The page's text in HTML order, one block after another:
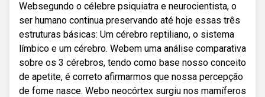
Websegundo o célebre psiquiatra e neurocientista, o
ser humano continua preservando até hoje essas três
estruturas básicas: Um cérebro reptiliano, o sistema
límbico e um cérebro. Webem uma análise comparativa
sobre os 3 cérebros, tendo como base nosso conceito
de apetite, é correto afirmarmos que nossa percepção
de fome nasce. Webo neocórtex surgiu nos mamíferos